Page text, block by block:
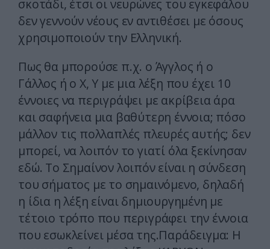
σκοτάδι, έτσι οι νευρώνες του εγκεφάλου
δεν γεννούν νέους εν αντιθέσει με όσους
χρησιμοποιούν την Ελληνική.
Πως θα μπορούσε π.χ. ο Άγγλος ή ο
Γάλλος ή ο Χ, Υ με μια λέξη που έχει 10
έννοιες να περιγράψει με ακρίβεια άρα
και σαφήνεια μια βαθύτερη έννοια; πόσο
μάλλον τις πολλαπλές πλευρές αυτής; δεν
μπορεί, να λοιπόν το γιατί όλα ξεκίνησαν
εδώ. Το Σημαίνον λοιπόν είναι η σύνδεση
του σήματος με το σημαινόμενο, δηλαδή
η ίδια η λέξη είναι δημιουργημένη με
τέτοιο τρόπο που περιγράφει την έννοια
που εσωκλείνει μέσα της.Παράδειγμα: Η